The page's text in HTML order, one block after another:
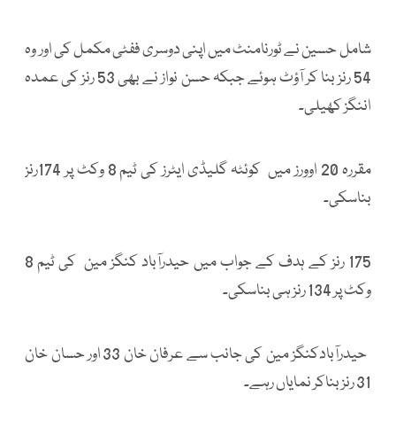
شامل حسین نے ٹورنامنٹ میں اپنی دوسری ففٹی مکمل کی اور وہ
54 رنز بنا کر آؤٹ ہوئے جبکہ حسن نواز نے بھی 53 رنز کی عمدہ
اننگز کھیلی۔
مقررہ 20 اوورز میں کوئٹہ گلیڈی ایٹرز کی ٹیم 8 وکٹ پر 174رنز
بناسکی۔
175 رنز کے ہدف کے جواب میں حیدرآباد کنگز مین کی ٹیم 8
وکٹ پر 134 رنز ہی بناسکی۔
حیدرآبادکنگز مین کی جانب سے عرفان خان 33 اور حسان خان
31 رنز بناکر نمایاں رہے۔